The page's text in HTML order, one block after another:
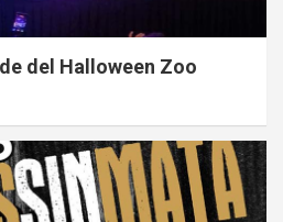
del Halloween Zoo